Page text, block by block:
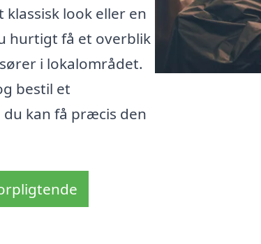
look eller en
hurtigt få et overblik
i lokalområdet.
bestil et
kan få præcis den